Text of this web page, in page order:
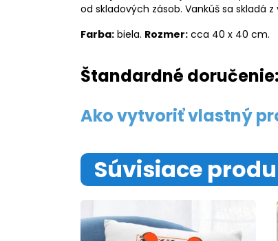
od skladových zásob. Vankúš sa
Farba: biela. Rozmer: cca 40 x 40 cm.
Štandardné
Ako vytvoriť vlastný
Súvisiace